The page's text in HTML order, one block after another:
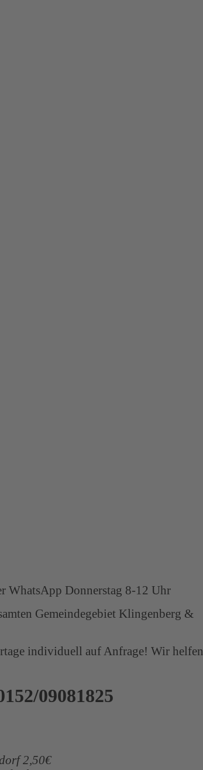
WhatsApp Donnerstag 8-12 Uhr
Gemeindegebiet Klingenberg &
individuell auf Anfrage! Wir helfen
09081825
2,50€